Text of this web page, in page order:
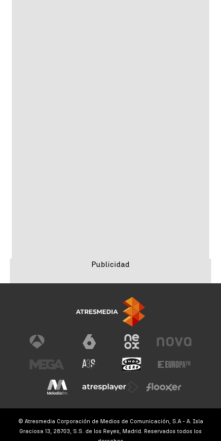
© Atresmedia Corporación de Medios de Comunicación, S.A - A. Isla
Graciosa 13, 28703, S.S. de los Reyes, Madrid. Reservados todos los